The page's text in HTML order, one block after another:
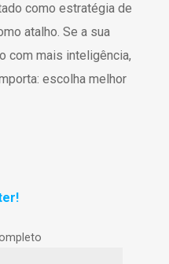
como estratégia de
atalho. Se a sua
com mais inteligência,
escolha melhor